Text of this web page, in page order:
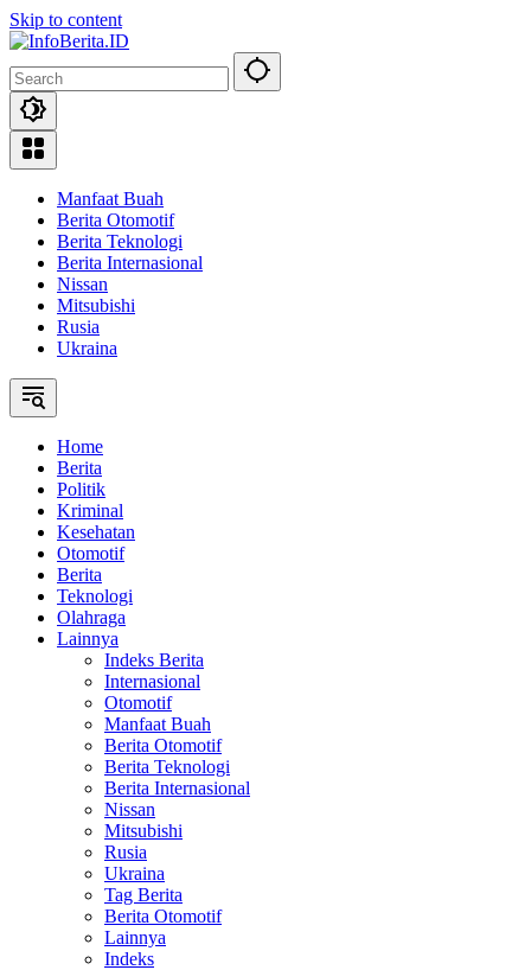
Skip to content
Manfaat Buah
Berita Otomotif
Berita Teknologi
Berita Internasional
Nissan
Mitsubishi
Rusia
Ukraina
Home
Berita
Politik
Kriminal
Kesehatan
Otomotif
Berita
Teknologi
Olahraga
Lainnya
Indeks Berita
Internasional
Otomotif
Manfaat Buah
Berita Otomotif
Berita Teknologi
Berita Internasional
Nissan
Mitsubishi
Rusia
Ukraina
Tag Berita
Berita Otomotif
Lainnya
Indeks